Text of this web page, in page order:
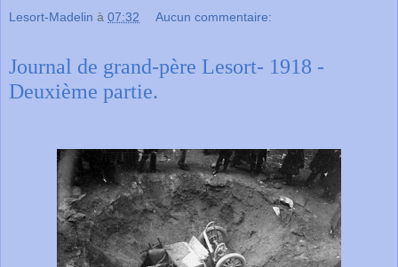
Lesort-Madelin à 07:32 Aucun commentaire:
Journal de grand-père Lesort- 1918 -
Deuxième partie.